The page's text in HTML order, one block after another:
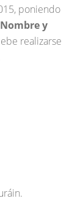
poniendo
y
realizarse